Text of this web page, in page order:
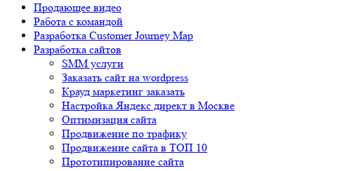
Продающее видео
Работа с командой
Разработка Customer Journey Map
Разработка сайтов
SMM услуги
Заказать сайт на wordpress
Крауд маркетинг заказать
Настройка Яндекс директ в Москве
Оптимизация сайта
Продвижение по трафику
Продвижение сайта в ТОП 10
Прототипирование сайта